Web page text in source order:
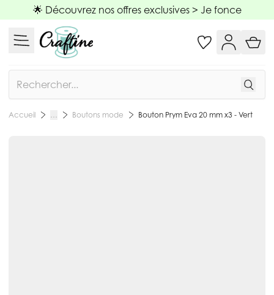
Allez au contenu
🌟 Découvrez nos offres exclusives > Je fonce
Accueil … Boutons mode Bouton Prym Eva 20 mm x3 - Vert